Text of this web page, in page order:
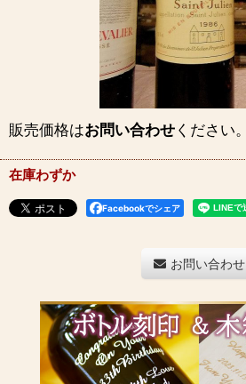
販売価格はお問い合わせください。
在庫わずか
Facebookでシェア
お問い合わせ